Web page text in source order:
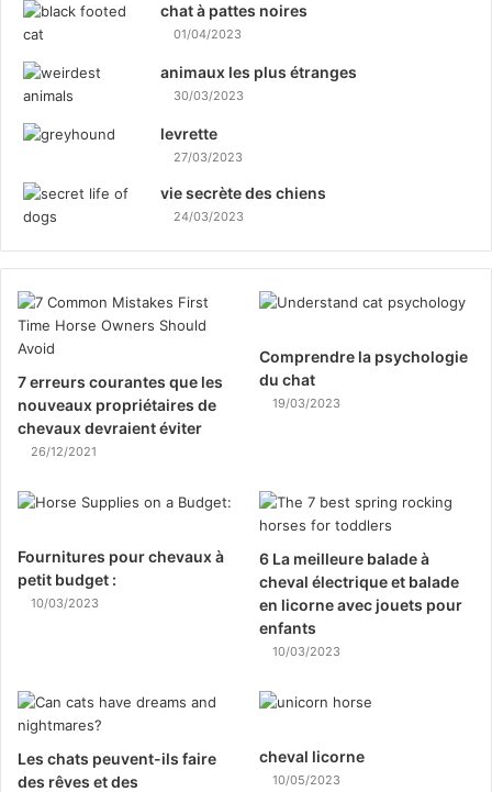
chat à pattes noires
01/04/2023
animaux les plus étranges
30/03/2023
levrette
27/03/2023
vie secrète des chiens
24/03/2023
7 erreurs courantes que les
nouveaux propriétaires de
chevaux devraient éviter
26/12/2021
Comprendre la psychologie
du chat
19/03/2023
Fournitures pour chevaux à
petit budget :
10/03/2023
6 La meilleure balade à
cheval électrique et balade
en licorne avec jouets pour
enfants
10/03/2023
Les chats peuvent-ils faire
des rêves et des
cheval licorne
10/05/2023